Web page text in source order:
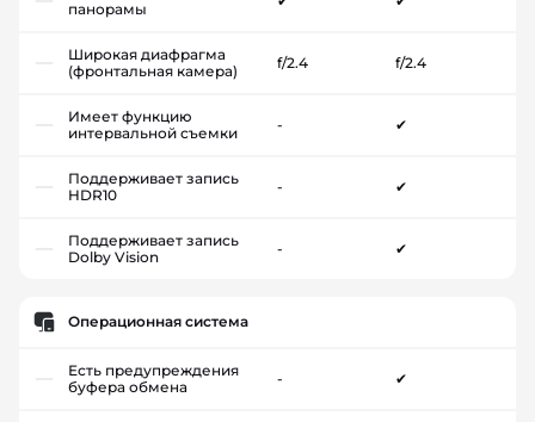
панорамы
Широкая диафрагма
(фронтальная камера)
f/2.4 f/2.4
Имеет функцию
интервальной съемки
- ✔
Поддерживает запись
HDR10
- ✔
Поддерживает запись
Dolby Vision
- ✔
Операционная система
Есть предупреждения
буфера обмена
- ✔